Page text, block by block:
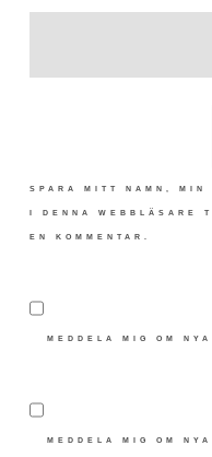
SPARA MITT NAMN, MIN
I DENNA WEBBLÄSARE
EN KOMMENTAR.
MEDDELA MIG OM
MEDDELA MIG OM